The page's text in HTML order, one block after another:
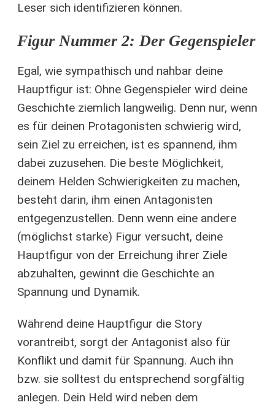
Leser sich identifizieren können.
Figur Nummer 2: Der Gegenspieler
Egal, wie sympathisch und nahbar deine
Hauptfigur ist: Ohne Gegenspieler wird deine
Geschichte ziemlich langweilig. Denn nur, wenn
es für deinen Protagonisten schwierig wird,
sein Ziel zu erreichen, ist es spannend, ihm
dabei zuzusehen. Die beste Möglichkeit,
deinem Helden Schwierigkeiten zu machen,
besteht darin, ihm einen Antagonisten
entgegenzustellen. Denn wenn eine andere
(möglichst starke) Figur versucht, deine
Hauptfigur von der Erreichung ihrer Ziele
abzuhalten, gewinnt die Geschichte an
Spannung und Dynamik.
Während deine Hauptfigur die Story
vorantreibt, sorgt der Antagonist also für
Konflikt und damit für Spannung. Auch ihn
bzw. sie solltest du entsprechend sorgfältig
anlegen. Dein Held wird neben dem